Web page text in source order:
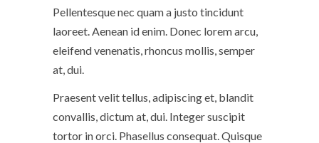
Pellentesque nec quam a justo tincidunt
laoreet. Aenean id enim. Donec lorem arcu,
eleifend venenatis, rhoncus mollis, semper
at, dui.
Praesent velit tellus, adipiscing et, blandit
convallis, dictum at, dui. Integer suscipit
tortor in orci. Phasellus consequat. Quisque